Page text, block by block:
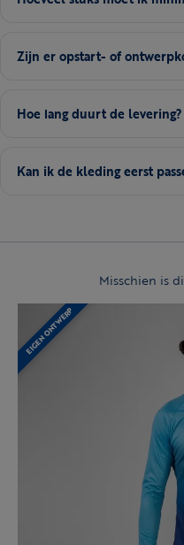
Zijn er opstart- of
Hoe lang duurt de levering?
Kan ik de kleding eerst
Misschien is
EIGEN ONTWERP